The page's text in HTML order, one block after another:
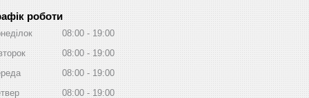
роботи
08:00
19:00
08:00
19:00
08:00
19:00
08:00 19:00